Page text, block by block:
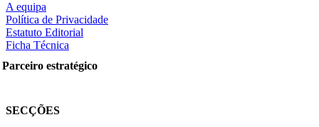
Partilhe nas redes sociais:
A equipa
Política de Privacidade
Estatuto Editorial
Ficha Técnica
Parceiro estratégico
SECÇÕES